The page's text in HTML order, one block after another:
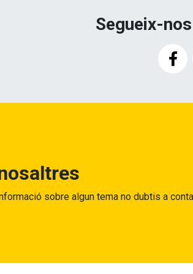
Segueix-
sobre algun tema no dubtis a